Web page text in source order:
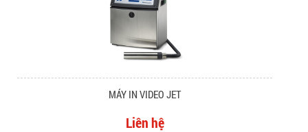
MÁY IN VIDEO JET
Liên hệ